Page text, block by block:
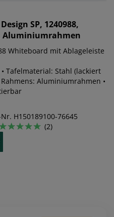
SP, 1240988,
Aluminiumrahmen
Whiteboard mit Ablageleiste
• Tafelmaterial: Stahl (lackiert
Aluminiumrahmen •
H150189100-76645
(2)